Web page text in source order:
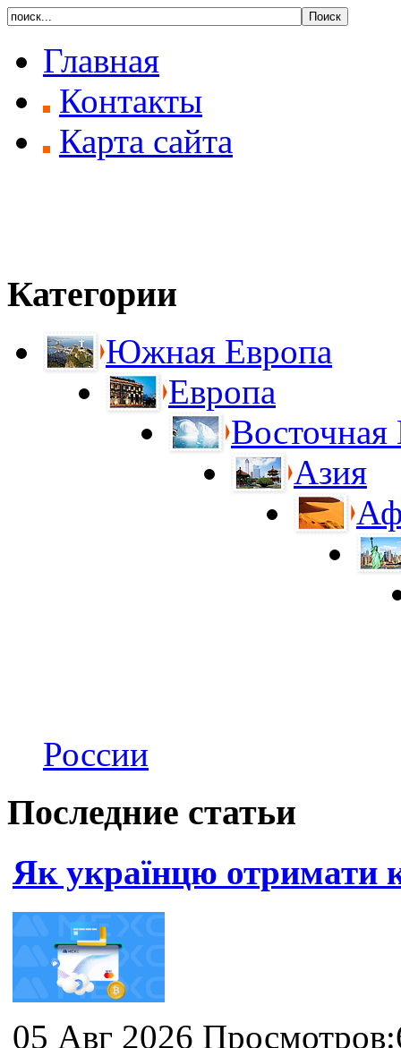
Главная
Контакты
Карта сайта
Категории
Южная Европа
Европа
Восточная
Азия
России
Последние статьи
Як українцю отримати
05 Авг 2026